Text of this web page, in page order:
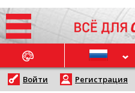
НОВОСТИ
Войти Регистрация